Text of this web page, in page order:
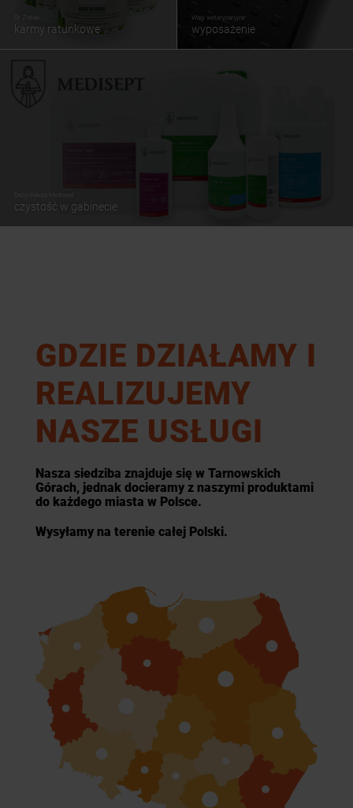
Dezynfekcja Medisept
czystość w gabinecie
Dr Ziętek
karmy ratunkowe
Wagi weterynaryjne
wyposażenie
GDZIE DZIAŁAMY I
REALIZUJEMY
NASZE USŁUGI
Nasza siedziba znajduje się w Tarnowskich
Górach, jednak docieramy z naszymi produktami
do każdego miasta w Polsce.
Wysyłamy na terenie całej Polski.